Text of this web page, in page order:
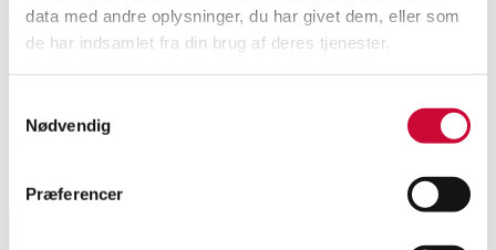
data med andre oplysninger, du har givet dem, eller som
de har indsamlet fra din brug af deres tjenester.
Nødvendig
Præferencer
Ældre billedkunst
Beskrivelse
29 x 35 (35 x 41) cm. (med reparation) samt 1 olie på plade, sign. 26,5 x
39,5 (34 x 46 ) cm. (afskalninger) (2)